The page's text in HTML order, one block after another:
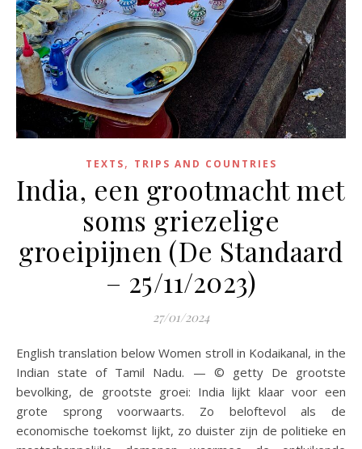
TEXTS, TRIPS AND COUNTRIES
India, een grootmacht met
soms griezelige
groeipijnen (De Standaard
– 25/11/2023)
27/01/2024
English translation below Women stroll in Kodaikanal, in the
Indian state of Tamil Nadu. — © getty De grootste
bevolking, de grootste groei: India lijkt klaar voor een
grote sprong voorwaarts. Zo beloftevol als de
economische toekomst lijkt, zo duister zijn de politieke en